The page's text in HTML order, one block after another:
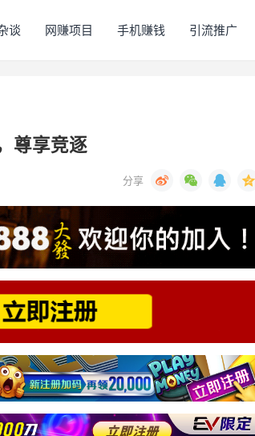
谈 网赚项目 手机赚钱 引流推广
尊享竞逐